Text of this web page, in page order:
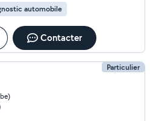
automobile
Contacter
Particulier